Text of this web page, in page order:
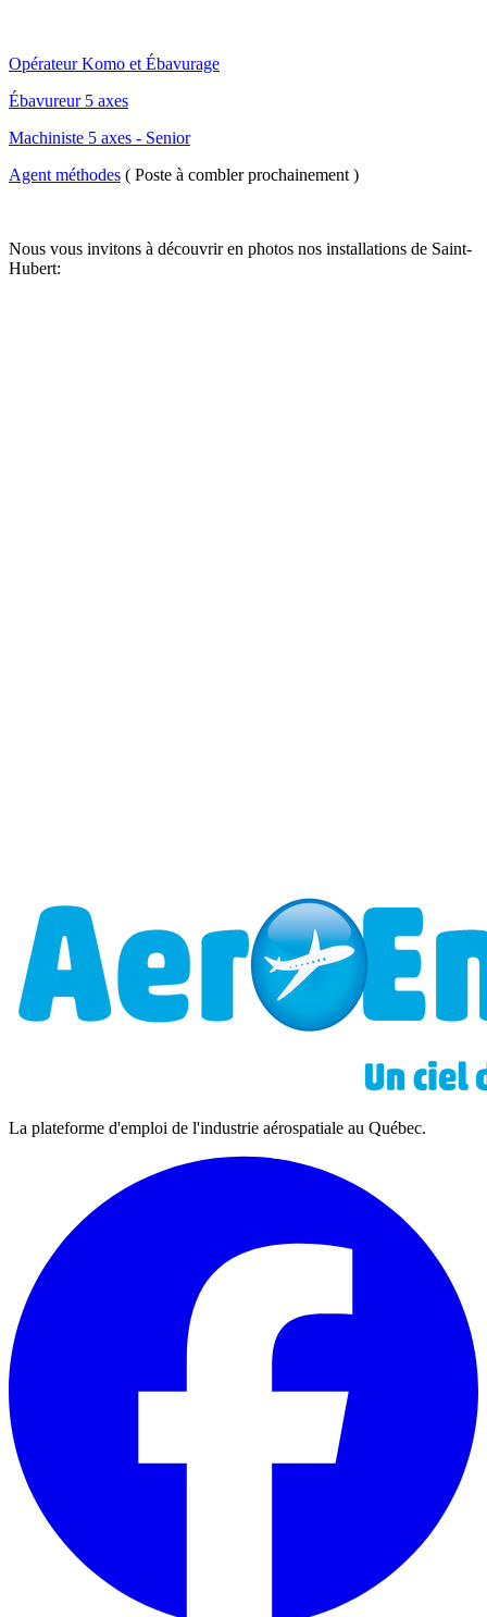
Opérateur Komo et Ébavurage
Ébavureur 5 axes
Machiniste 5 axes - Senior
Agent méthodes ( Poste à combler prochainement )
Nous vous invitons à découvrir en photos nos installations de Saint-
Hubert:
La plateforme d'emploi de l'industrie aérospatiale au Québec.